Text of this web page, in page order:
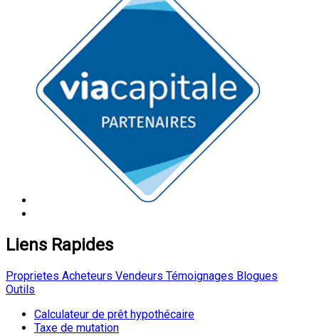
Liens Rapides
Proprietes Acheteurs Vendeurs Témoignages Blogues
Outils
Calculateur de prêt hypothécaire
Taxe de mutation